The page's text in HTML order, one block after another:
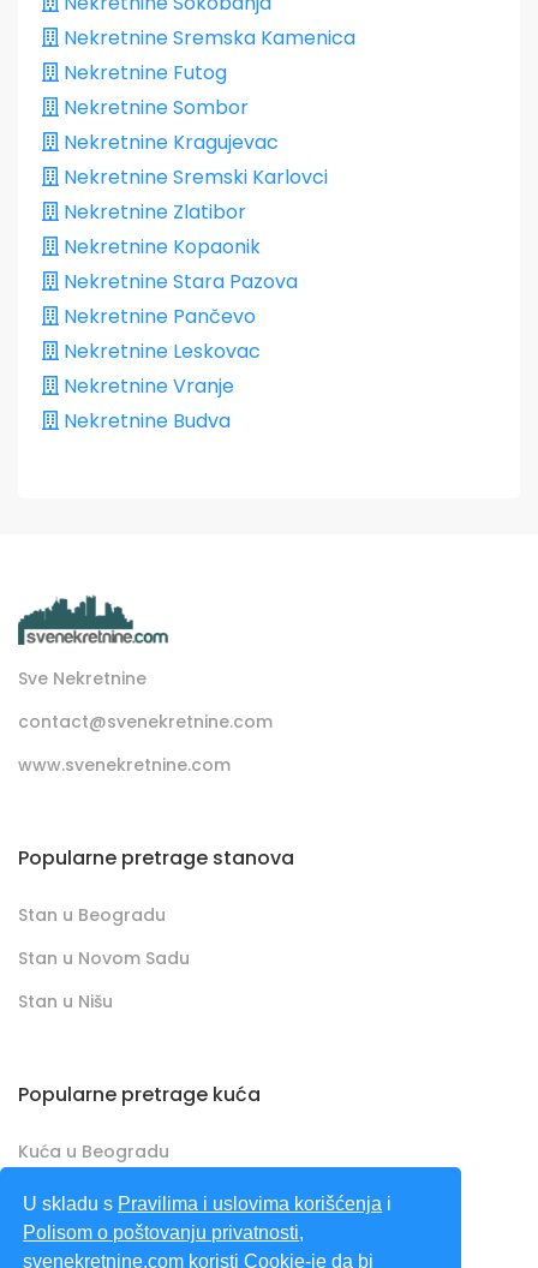
U skladu s Pravilima i uslovima korišćenja i
Polisom o poštovanju privatnosti,
svenekretnine.com koristi Cookie-je da bi
Nekretnine Sremska Kamenica
Nekretnine Futog
Nekretnine Sombor
Nekretnine Kragujevac
Nekretnine Sremski Karlovci
Nekretnine Zlatibor
Nekretnine Kopaonik
Nekretnine Stara Pazova
Nekretnine Pančevo
Nekretnine Leskovac
Nekretnine Vranje
Nekretnine Budva
Sve Nekretnine
contact@svenekretnine.com
www.svenekretnine.com
Popularne pretrage stanova
Stan u Beogradu
Stan u Novom Sadu
Stan u Nišu
Popularne pretrage kuća
Kuća u Beogradu
Kuća u Novom Sadu
Kuća u Nišu